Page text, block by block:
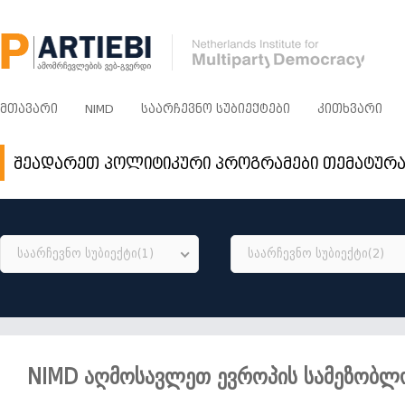
ᲛᲗᲐᲕᲐᲠᲘ NIMD ᲡᲐᲐᲠᲩᲔᲕᲜᲝ ᲡᲣᲑᲘᲔᲥᲢᲔᲑᲘ ᲙᲘᲗᲮᲕᲐᲠᲘ
შეადარეთ პოლიტიკური პროგრამები
საარჩევნო სუბიექტი(1) საარჩევნო სუბიექტი(2)
NIMD აღმოსავლეთ ევროპის